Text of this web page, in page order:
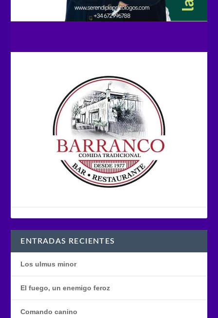
ENTRADAS RECIENTES
Los ulmus minor
El fuego, un enemigo feroz
Comando canino